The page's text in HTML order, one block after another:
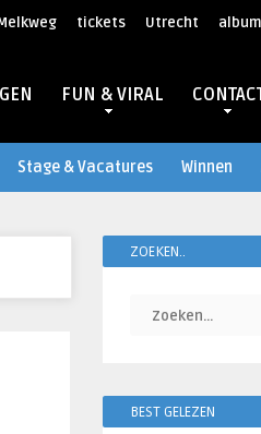
tickets Utrecht album
FUN & VIRAL
Stage & Vacatures Winnen
ZOEKEN..
BEST GELEZEN